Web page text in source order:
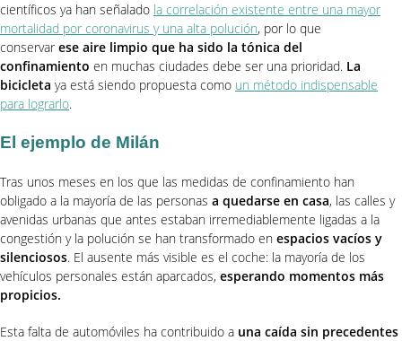
científicos ya han señalado la correlación existente entre una mayor
mortalidad por coronavirus y una alta polución, por lo que
conservar ese aire limpio que ha sido la tónica del
confinamiento en muchas ciudades debe ser una prioridad. La
bicicleta ya está siendo propuesta como un método indispensable
para lograrlo.
El ejemplo de Milán
Tras unos meses en los que las medidas de confinamiento han
obligado a la mayoría de las personas a quedarse en casa, las calles y
avenidas urbanas que antes estaban irremediablemente ligadas a la
congestión y la polución se han transformado en espacios vacíos y
silenciosos. El ausente más visible es el coche: la mayoría de los
vehículos personales están aparcados, esperando momentos más
propicios.
Esta falta de automóviles ha contribuido a una caída sin precedentes